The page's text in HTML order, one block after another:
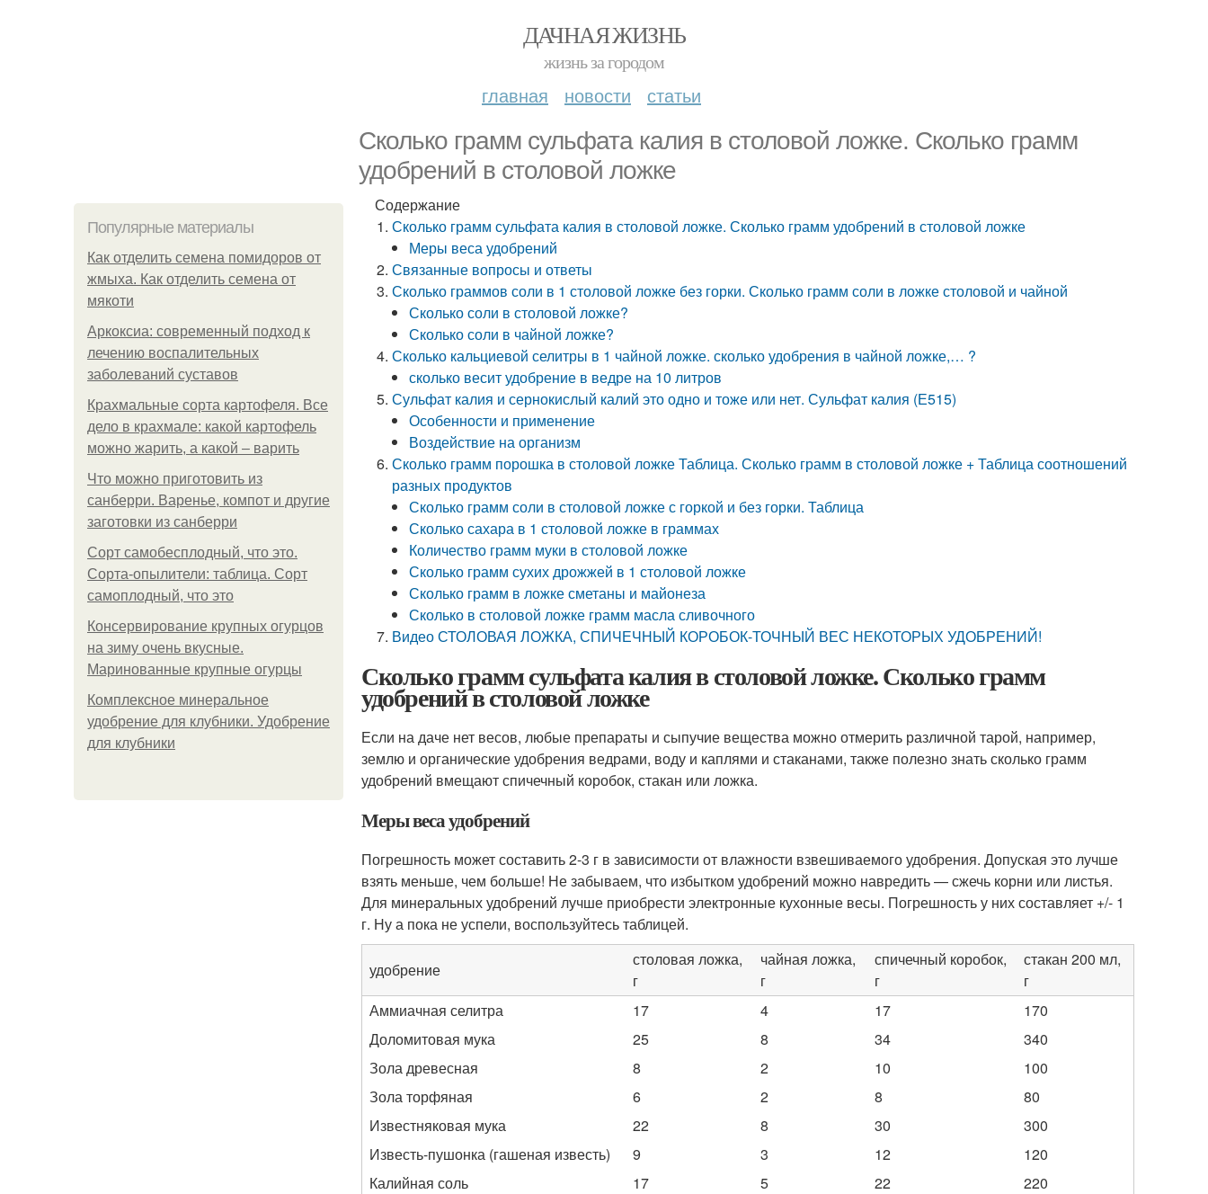
ДАЧНАЯ ЖИЗНЬ
жизнь за городом
главная новости статьи
Сколько грамм сульфата калия в столовой ложке. Сколько грамм
удобрений в столовой ложке
Популярные материалы
Как отделить семена помидоров от
жмыха. Как отделить семена от
мякоти
Аркоксиа: современный подход к
лечению воспалительных
заболеваний суставов
Крахмальные сорта картофеля. Все
дело в крахмале: какой картофель
можно жарить, а какой – варить
Что можно приготовить из
санберри. Варенье, компот и другие
заготовки из санберри
Сорт самобесплодный, что это.
Сорта-опылители: таблица. Сорт
самоплодный, что это
Консервирование крупных огурцов
на зиму очень вкусные.
Маринованные крупные огурцы
Комплексное минеральное
удобрение для клубники. Удобрение
для клубники
Содержание
Сколько грамм сульфата калия в столовой ложке. Сколько грамм удобрений в столовой ложке
Меры веса удобрений
Связанные вопросы и ответы
Сколько граммов соли в 1 столовой ложке без горки. Сколько грамм соли в ложке столовой и чайной
Сколько соли в столовой ложке?
Сколько соли в чайной ложке?
Сколько кальциевой селитры в 1 чайной ложке. сколько удобрения в чайной ложке,… ?
сколько весит удобрение в ведре на 10 литров
Сульфат калия и сернокислый калий это одно и тоже или нет. Сульфат калия (Е515)
Особенности и применение
Воздействие на организм
Сколько грамм порошка в столовой ложке Таблица. Сколько грамм в столовой ложке + Таблица соотношений
разных продуктов
Сколько грамм соли в столовой ложке с горкой и без горки. Таблица
Сколько сахара в 1 столовой ложке в граммах
Количество грамм муки в столовой ложке
Сколько грамм сухих дрожжей в 1 столовой ложке
Сколько грамм в ложке сметаны и майонеза
Сколько в столовой ложке грамм масла сливочного
Видео СТОЛОВАЯ ЛОЖКА, СПИЧЕЧНЫЙ КОРОБОК-ТОЧНЫЙ ВЕС НЕКОТОРЫХ УДОБРЕНИЙ!
Сколько грамм сульфата калия в столовой ложке. Сколько грамм
удобрений в столовой ложке
Если на даче нет весов, любые препараты и сыпучие вещества можно отмерить различной тарой, например,
землю и органические удобрения ведрами, воду и каплями и стаканами, также полезно знать сколько грамм
удобрений вмещают спичечный коробок, стакан или ложка.
Меры веса удобрений
Погрешность может составить 2-3 г в зависимости от влажности взвешиваемого удобрения. Допуская это лучше
взять меньше, чем больше! Не забываем, что избытком удобрений можно навредить — сжечь корни или листья.
Для минеральных удобрений лучше приобрести электронные кухонные весы. Погрешность у них составляет +/- 1
г. Ну а пока не успели, воспользуйтесь таблицей.
удобрение
столовая ложка,
г
чайная ложка,
г
спичечный коробок,
г
стакан 200 мл,
г
Аммиачная селитра
17 4 17
170
Доломитовая мука
25 8 34
340
Зола древесная
8 2 10
100
Зола торфяная
6 2 8
80
Известняковая мука
22 8 30
300
Известь-пушонка (гашеная известь)
9 3 12
120
Калийная соль
17 5 22
220